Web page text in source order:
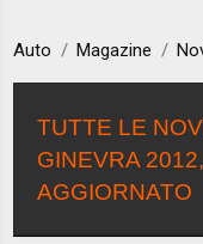
Auto Magazine
TUTTE LE
GINEVRA
AGGIORNATO